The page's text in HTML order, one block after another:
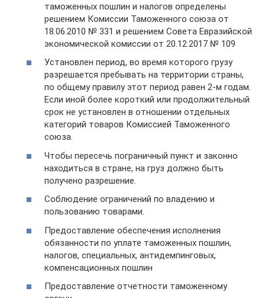
таможенных пошлин и налогов определены
решением Комиссии Таможенного союза от
18.06.2010 № 331 и решением Совета Евразийской
экономической комиссии от 20.12.2017 № 109
Установлен период, во время которого грузу
разрешается пребывать на территории страны,
по общему правилу этот период равен 2-м годам.
Если иной более короткий или продолжительный
срок не установлен в отношении отдельных
категорий товаров Комиссией Таможенного
союза.
Чтобы пересечь пограничный пункт и законно
находиться в стране, на груз должно быть
получено разрешение.
Соблюдение ограничений по владению и
пользованию товарами.
Предоставление обеспечения исполнения
обязанности по уплате таможенных пошлин,
налогов, специальных, антидемпинговых,
компенсационных пошлин
Предоставление отчетности таможенному